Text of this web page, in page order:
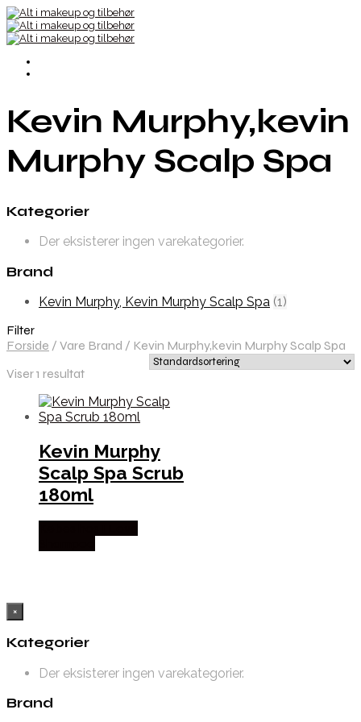
Kevin Murphy,kevin
Murphy Scalp Spa
Kategorier
Der eksisterer ingen varekategorier.
Brand
Kevin Murphy, Kevin Murphy Scalp Spa (1)
Filter
Forside / Vare Brand / Kevin Murphy,kevin Murphy Scalp Spa
Viser 1 resultat
Kevin Murphy
Scalp Spa Scrub
180ml
×
Kategorier
Der eksisterer ingen varekategorier.
Brand